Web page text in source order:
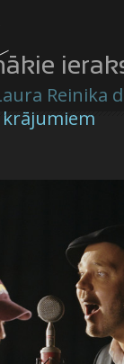
Reinika
krājumiem